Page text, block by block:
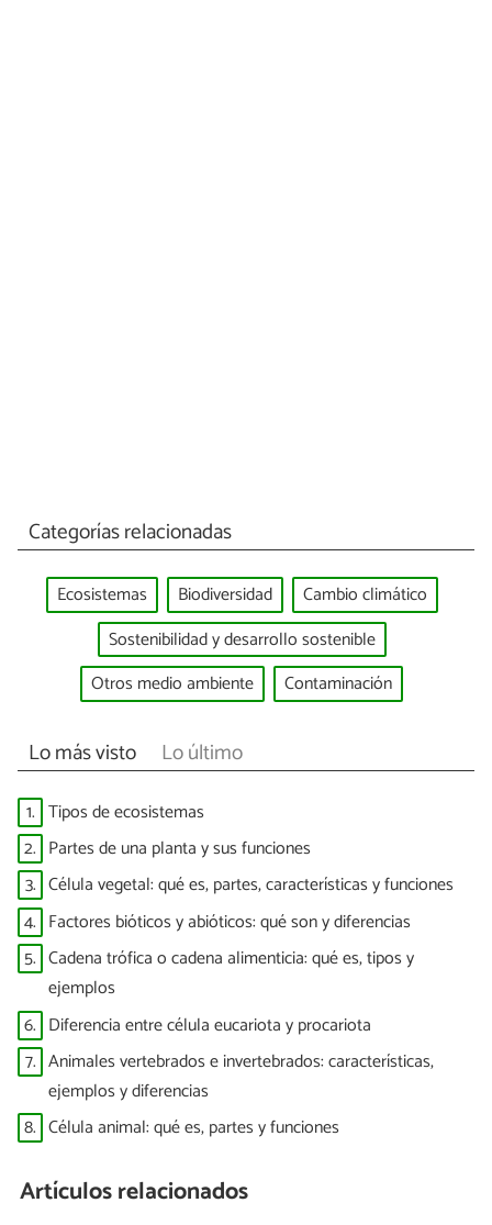
Categorías relacionadas
Ecosistemas Biodiversidad
Cambio climático
Sostenibilidad y desarrollo sostenible
Otros medio ambiente
Contaminación
Lo más visto Lo último
1. Tipos de ecosistemas
2. Partes de una planta y sus funciones
3. Célula vegetal: qué es, partes, características y funciones
4. Factores bióticos y abióticos: qué son y diferencias
5. Cadena trófica o cadena alimenticia: qué es, tipos y
ejemplos
6. Diferencia entre célula eucariota y procariota
7. Animales vertebrados e invertebrados: características,
ejemplos y diferencias
8. Célula animal: qué es, partes y funciones
Artículos relacionados